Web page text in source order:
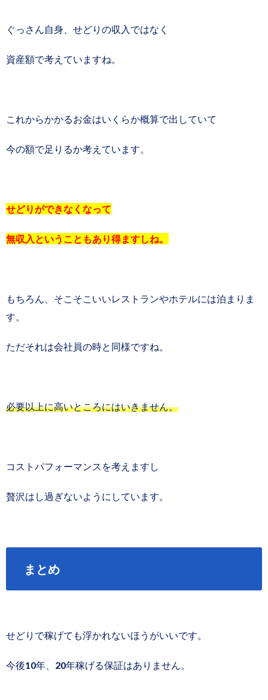
ぐっさん自身、せどりの収入ではなく
資産額で考えていますね。
これからかかるお金はいくらか概算で出していて
今の額で足りるか考えています。
せどりができなくなって
無収入ということもあり得ますしね。
もちろん、そこそこいいレストランやホテルには泊まりま
す。
ただそれは会社員の時と同様ですね。
必要以上に高いところにはいきません。
コストパフォーマンスを考えますし
贅沢はし過ぎないようにしています。
まとめ
せどりで稼げても浮かれないほうがいいです。
今後10年、20年稼げる保証はありません。